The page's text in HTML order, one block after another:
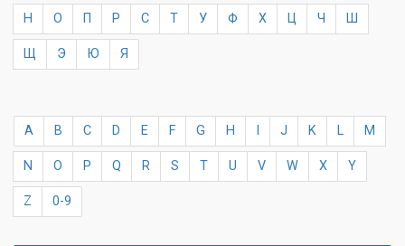
Н О П Р С Т У Ф Х Ц Ч Ш
Щ Э Ю Я
A B C D E F G H J K L M
N O P Q R S T U V W X Y
Z 0-9